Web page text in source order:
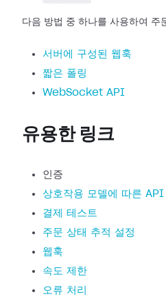
다음 방법 중 하나를 사용하여 주
서버에 구성된 웹훅
짧은 폴링
WebSocket API
유용한 링크
인증
상호작용 모델에 따른 API
결제 테스트
주문 상태 추적 설정
웹훅
속도 제한
오류 처리